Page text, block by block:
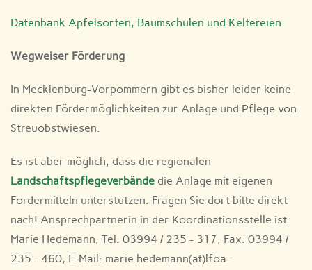
Datenbank Apfelsorten, Baumschulen und Keltereien
Wegweiser Förderung
In Mecklenburg-Vorpommern gibt es bisher leider keine
direkten Fördermöglichkeiten zur Anlage und Pflege von
Streuobstwiesen.
Es ist aber möglich, dass die regionalen
Landschaftspflegeverbände die Anlage mit eigenen
Fördermitteln unterstützen. Fragen Sie dort bitte direkt
nach! Ansprechpartnerin in der Koordinationsstelle ist
Marie Hedemann, Tel: 03994 / 235 - 317, Fax: 03994 /
235 - 460, E-Mail: marie.hedemann(at)lfoa-